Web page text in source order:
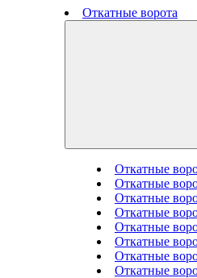
Откатные ворота
Откатные
Откатные
Откатные
Откатные
Откатные
Откатные
Откатные
Откатные